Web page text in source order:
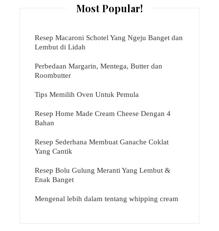
Most Popular!
Resep Macaroni Schotel Yang Ngeju Banget dan
Lembut di Lidah
Perbedaan Margarin, Mentega, Butter dan
Roombutter
Tips Memilih Oven Untuk Pemula
Resep Home Made Cream Cheese Dengan 4
Bahan
Resep Sederhana Membuat Ganache Coklat
Yang Cantik
Resep Bolu Gulung Meranti Yang Lembut &
Enak Banget
Mengenal lebih dalam tentang whipping cream